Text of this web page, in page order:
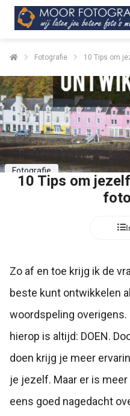
Fotografie 10 Tips om
Fotografie
10 Tips om
Zo af en toe krijg ik de
beste kunt ontwikkelen
woordspeling overigens.
hierop is altijd: DOEN.
doen krijg je meer
je jezelf. Maar er is
eens goed nagedacht